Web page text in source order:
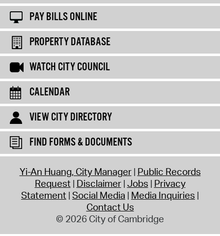
PAY BILLS ONLINE
PROPERTY DATABASE
WATCH CITY COUNCIL
CALENDAR
VIEW CITY DIRECTORY
FIND FORMS & DOCUMENTS
Yi-An Huang, City Manager Public Records
Request Disclaimer Jobs Privacy
Statement Social Media Media Inquiries
Contact Us
© 2026 City of Cambridge